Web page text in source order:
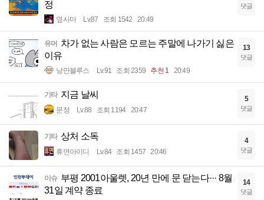
정
옆사마 Lv.87 조회 1542 20:49
댓글
유머 차가 없는 사람은 모르는 주말에 나가기 싫은
이유
낭만블루스 Lv.91 조회 2359 추천 1 20:49
13
댓글
기타 지금 날씨
문정 Lv.88 조회 1194 20:47
5
댓글
기타 상처 소독
휴면아이디 Lv.84 조회 1457 20:46
4
댓글
이슈 부평 2001아울렛, 20년 만에 문 닫는다··· 8월
31일 계약 종료
14
댓글